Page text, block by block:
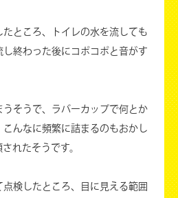
ところ、トイレの水を流しても
し終わった後にコポコポと音がす
そうで、ラバーカップで何とか
んなに頻繁に詰まるのもおかし
れたそうです。
検したところ、目に見える範囲